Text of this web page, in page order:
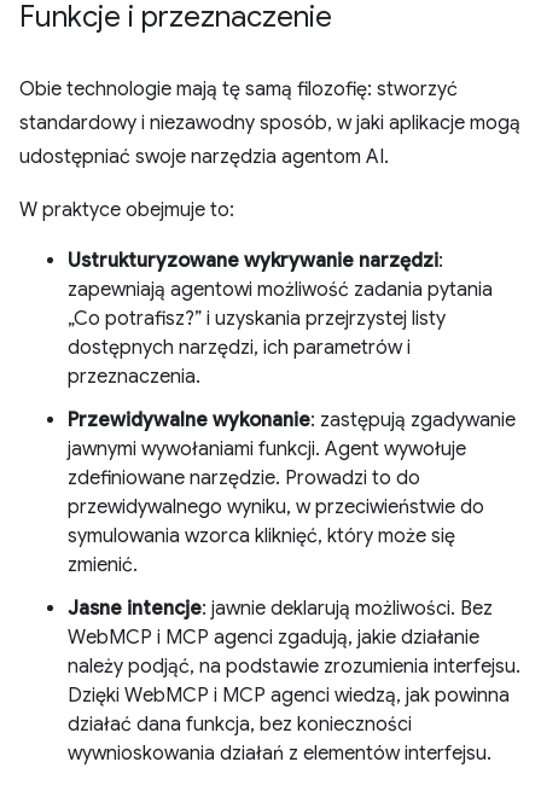
Funkcje i przeznaczenie
Obie technologie mają tę samą filozofię: stworzyć
standardowy i niezawodny sposób, w jaki aplikacje mogą
udostępniać swoje narzędzia agentom AI.
W praktyce obejmuje to:
Ustrukturyzowane wykrywanie narzędzi:
zapewniają agentowi możliwość zadania pytania
„Co potrafisz?” i uzyskania przejrzystej listy
dostępnych narzędzi, ich parametrów i
przeznaczenia.
Przewidywalne wykonanie: zastępują zgadywanie
jawnymi wywołaniami funkcji. Agent wywołuje
zdefiniowane narzędzie. Prowadzi to do
przewidywalnego wyniku, w przeciwieństwie do
symulowania wzorca kliknięć, który może się
zmienić.
Jasne intencje: jawnie deklarują możliwości. Bez
WebMCP i MCP agenci zgadują, jakie działanie
należy podjąć, na podstawie zrozumienia interfejsu.
Dzięki WebMCP i MCP agenci wiedzą, jak powinna
działać dana funkcja, bez konieczności
wywnioskowania działań z elementów interfejsu.